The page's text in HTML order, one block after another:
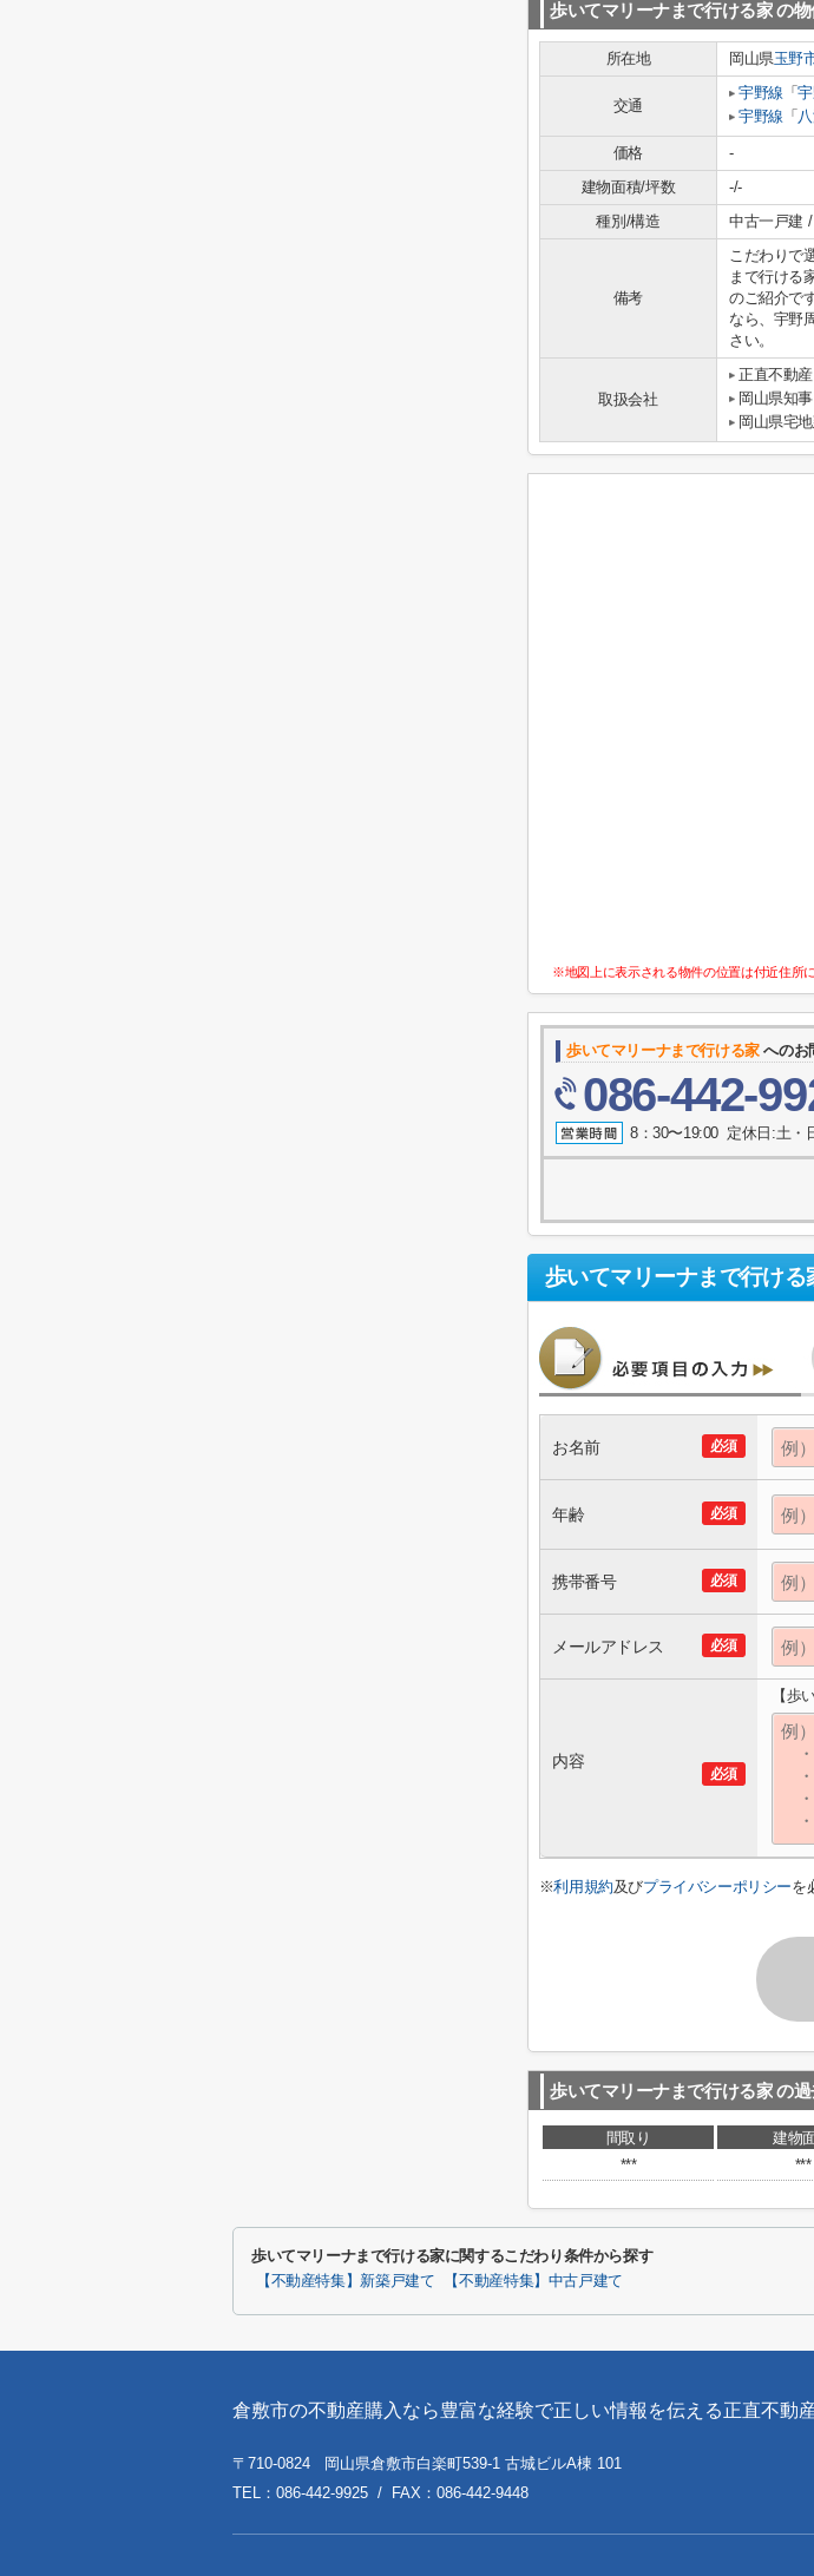
歩いてマリーナまで行ける家 の
所在地 岡山県玉野
交通
宇野線 「
宇野線 「
価格 -
建物面積/坪数
-/-
種別/構造
中古一戸建
備考
こだわりで
まで行ける
のご紹介で
なら、宇野
さい。
取扱会社
正直不動産
岡山県知
岡山県宅
※地図上に表示される物件の位置は付近住所
歩いてマリーナまで行ける家へのお
086-442-
8：30〜19:00 定休日:土・
歩いてマリーナまで行ける
必須
お名前
必須
年齢
必須
携帯番号
必須
メールアドレス
必須
内容
【歩
※利用規約及びプライバシーポリシーを
歩いてマリーナまで行ける家 の
間取り 建物
***
***
歩いてマリーナまで行ける家に関するこだわり条件から探す
【不動産特集】新築戸建て 【不動産特集】中古戸建て
倉敷市の不動産購入なら豊富な経験で正しい情報を伝える正直不動
〒710-0824 岡山県倉敷市白楽町539-1 古城ビルA棟 101
TEL：086-442-9925 / FAX：086-442-9448